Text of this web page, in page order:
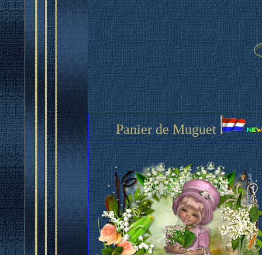
Panier de Muguet